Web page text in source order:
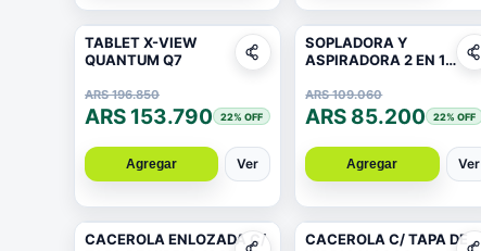
TABLET X-VIEW
QUANTUM Q7
ARS 196.850
ARS 153.790 22% OFF
Agregar Ver
SOPLADORA Y
ASPIRADORA 2 EN 1
ARS 109.060
ARS 85.200 22% OFF
Agregar Ver
CACEROLA ENLOZADA C/
CACEROLA C/ TAPA DE